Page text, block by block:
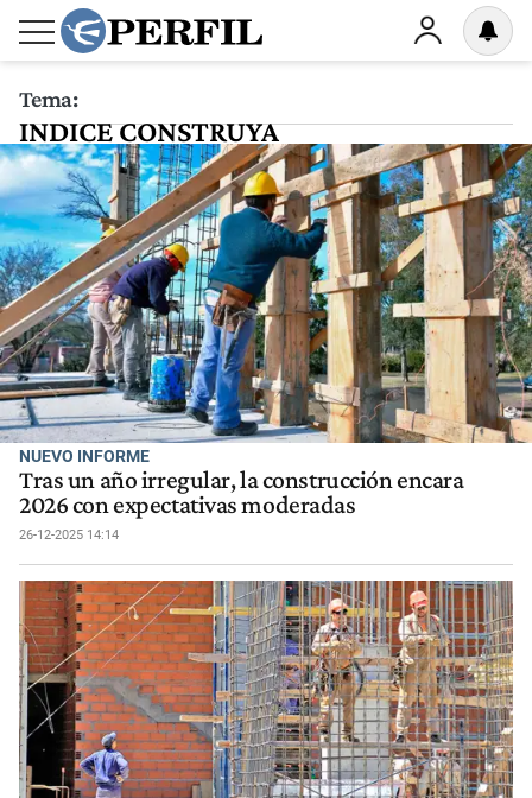
Tema:
INDICE CONSTRUYA
NUEVO INFORME
Tras un año irregular, la construcción encara
2026 con expectativas moderadas
26-12-2025 14:14